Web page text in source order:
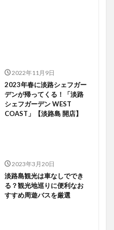
2022年11月9日
2023年春に淡路シェフガー
デンが帰ってくる！「淡路
シェフガーデン WEST
COAST」【淡路島 開店】
2023年3月20日
淡路島観光は車なしででき
る？観光地巡りに便利なお
すすめ周遊バスを厳選